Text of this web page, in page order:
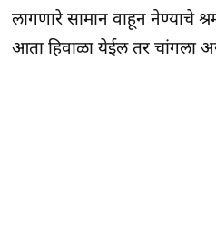
लागणारे सामान वाहून नेण्याचे
आता हिवाळा येईल तर चांगला